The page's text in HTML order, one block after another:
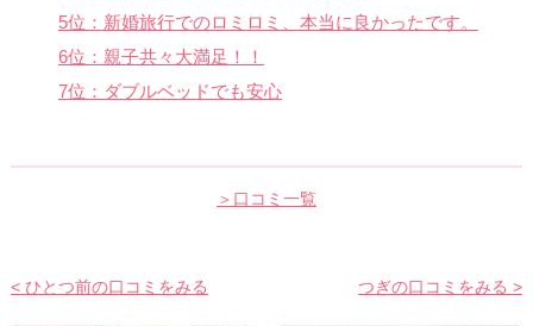
5位：新婚旅行でのロミロミ、本当に良かったです。
6位：親子共々大満足！！
7位：ダブルベッドでも安心
＞口コミ一覧
< ひとつ前の口コミをみる つぎの口コミをみる >